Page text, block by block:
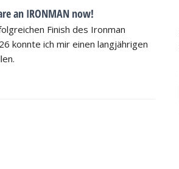
an IRONMAN now!
Finish des Ironman
konnte ich mir einen langjährigen